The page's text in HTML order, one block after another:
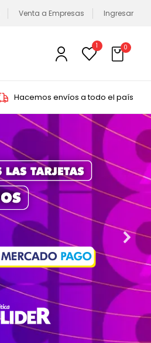
Venta a Empresas Ingresar
1 0
Hacemos envíos a todo el país